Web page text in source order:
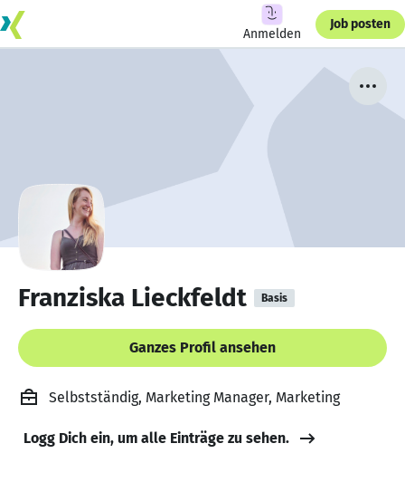
Anmelden
Job posten
Franziska Lieckfeldt Basis
Ganzes Profil ansehen
Selbstständig, Marketing Manager, Marketing
Logg Dich ein, um alle Einträge zu sehen.